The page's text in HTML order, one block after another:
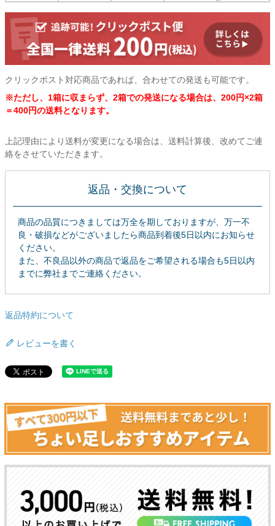
クリックポスト対応商品であれば、合わせての発送も可能です。
※ただし、1箱に収まらず、2箱での発送になる場合は、200円×2箱
＝400円の送料となります。
上記理由により送料が変更になる場合は、送料計算後、改めてご連
絡をさせていただきます。
返品・交換について
商品の品質につきましては万全を期しておりますが、万一不
良・破損などがございましたら商品到着後5日以内にお知らせ
ください。
また、不良品以外の商品で返品をご希望される場合も5日以内
までに弊社までご連絡ください。
返品特約について
レビューを書く